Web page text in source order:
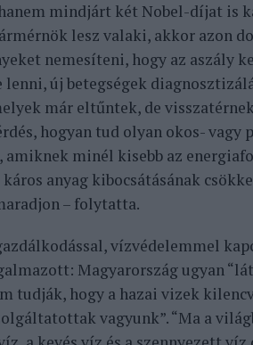
mindjárt két Nobel-díjat is
lesz valaki, akkor azon
nemesíteni, hogy az aszály
lenni, új betegségek
már eltűntek, de
hogyan tud olyan okos- vagy
minél kisebb az
anyag kibocsátásának
– folytatta.
vízvédelemmel
Magyarország ugyan
tudják, hogy a hazai vizek
vagyunk”. “Ma a